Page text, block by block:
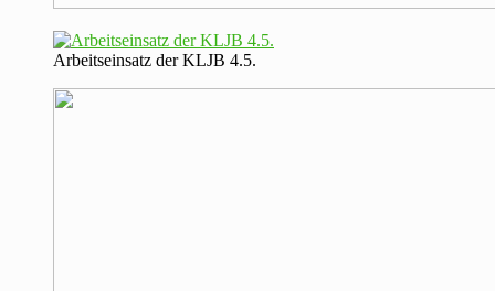
Arbeitseinsatz der KLJB 4.5.